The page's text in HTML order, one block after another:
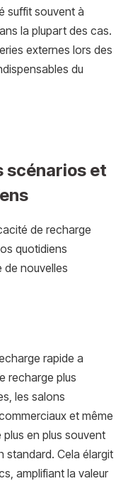
suffit souvent à
la plupart des cas.
externes lors des
du
scénarios et
de recharge
quotidiens
de nouvelles
rapide a
recharge plus
les salons
et même
plus en plus souvent
standard. Cela élargit
amplifiant la valeur